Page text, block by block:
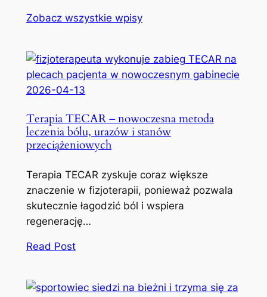
Zobacz wszystkie wpisy
2026-04-13
Terapia TECAR – nowoczesna metoda
leczenia bólu, urazów i stanów
przeciążeniowych
Terapia TECAR zyskuje coraz większe
znaczenie w fizjoterapii, ponieważ pozwala
skutecznie łagodzić ból i wspiera
regenerację…
Read Post